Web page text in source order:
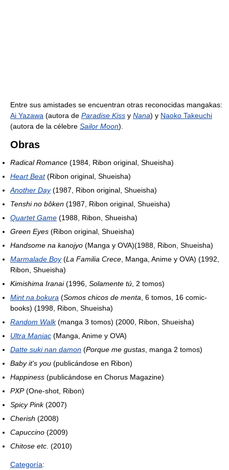
Entre sus amistades se encuentran otras reconocidas mangakas:
Ai Yazawa (autora de Paradise Kiss y Nana) y Naoko Takeuchi
(autora de la célebre Sailor Moon).
Obras
Radical Romance (1984, Ribon original, Shueisha)
Heart Beat(Ribon original, Shueisha)
Another Day(1987, Ribon original, Shueisha)
Tenshi no bôken (1987, Ribon original, Shueisha)
Quartet Game (1988, Ribon, Shueisha)
Green Eyes (Ribon original, Shueisha)
Handsome na kanojyo (Manga y OVA)(1988, Ribon, Shueisha)
Marmalade Boy(La Familia Crece , Manga, Anime y OVA) (1992,
Ribon, Shueisha)
Kimishima Iranai(1996, Solamente tú , 2 tomos)
Mint na bokura (Somos chicos de menta , 6 tomos, 16 comic-
books) (1998, Ribon, Shueisha)
Random Walk(manga 3 tomos) (2000, Ribon, Shueisha)
Ultra Maniac (Manga, Anime y OVA)
Datte suki nan damon (Porque me gustas , manga 2 tomos)
Baby it's you (publicándose en Ribon)
Happiness (publicándose en Chorus Magazine)
PXP(One-shot, Ribon)
Spicy Pink(2007)
Cherish (2008)
Capuccino (2009)
Chitose etc. (2010)
Categoría: